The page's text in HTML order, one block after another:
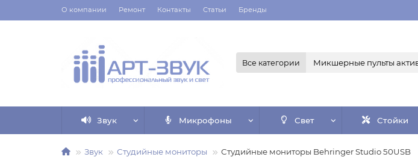
О компании Ремонт Контакты Статьи Бренды
Все категории
Звук Микрофоны Свет Стойки
Звук Студийные мониторы Студийные мониторы Behringer Studio 50USB